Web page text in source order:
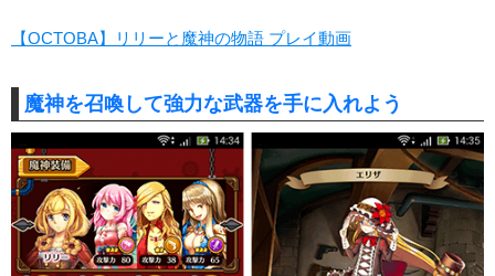
【OCTOBA】リリーと魔神の物語 プレイ動画
魔神を召喚して強力な武器を手に入れよう